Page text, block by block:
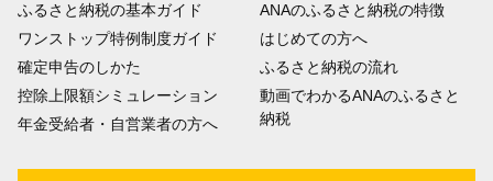
ふるさと納税の基本ガイド
ワンストップ特例制度ガイド
確定申告のしかた
控除上限額シミュレーション
年金受給者・自営業者の方へ
ANAのふるさと納税の特徴
はじめての方へ
ふるさと納税の流れ
動画でわかるANAのふるさと
納税